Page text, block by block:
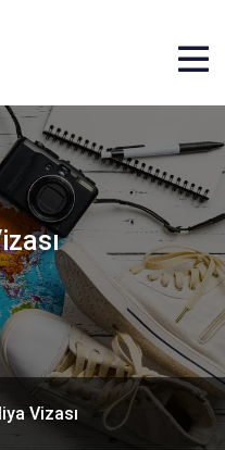
Vizası